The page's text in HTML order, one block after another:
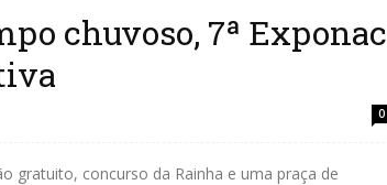
chuvoso, 7ª Exponac
0
gratuito, concurso da Rainha e uma praça de